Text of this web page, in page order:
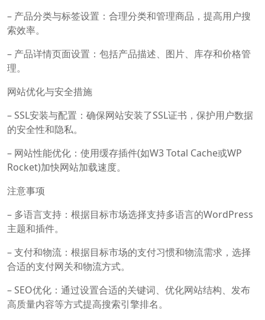
– 产品分类与标签设置：合理分类和管理商品，提高用户搜
索效率。
– 产品详情页面设置：包括产品描述、图片、库存和价格管
理。
网站优化与安全措施
– SSL安装与配置：确保网站安装了SSL证书，保护用户数据
的安全性和隐私。
– 网站性能优化：使用缓存插件(如W3 Total Cache或WP
Rocket)加快网站加载速度。
注意事项
– 多语言支持：根据目标市场选择支持多语言的WordPress
主题和插件。
– 支付和物流：根据目标市场的支付习惯和物流需求，选择
合适的支付网关和物流方式。
– SEO优化：通过设置合适的关键词、优化网站结构、发布
高质量内容等方式提高搜索引擎排名。